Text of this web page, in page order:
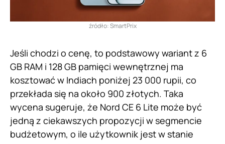
źródło: SmartPrix
Jeśli chodzi o cenę, to podstawowy wariant z 6
GB RAM i 128 GB pamięci wewnętrznej ma
kosztować w Indiach poniżej 23 000 rupii, co
przekłada się na około 900 złotych. Taka
wycena sugeruje, że Nord CE 6 Lite może być
jedną z ciekawszych propozycji w segmencie
budżetowym, o ile użytkownik jest w stanie